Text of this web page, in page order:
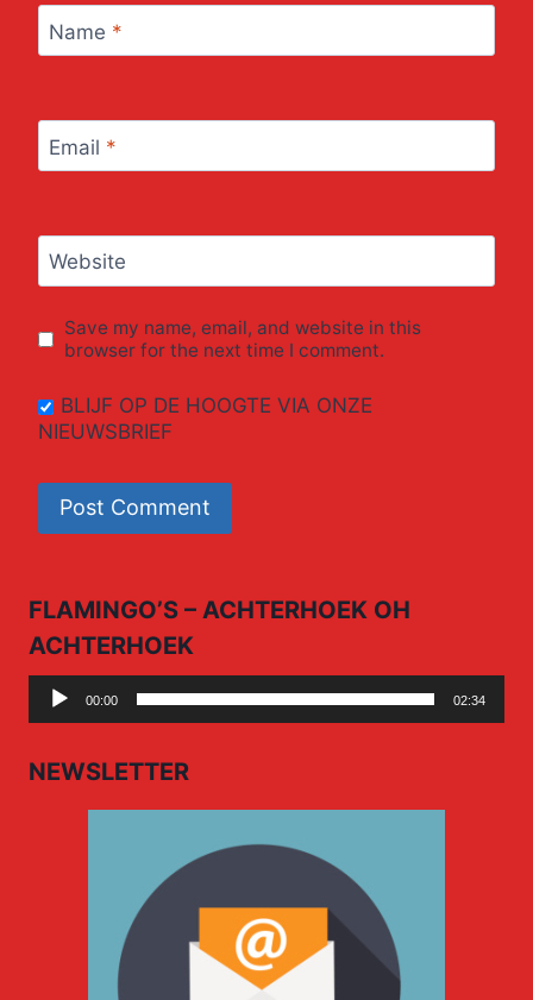
Name *
Email *
Website
Save my name, email, and website in this
browser for the next time I comment.
BLIJF OP DE HOOGTE VIA ONZE
NIEUWSBRIEF
FLAMINGO’S – ACHTERHOEK OH
ACHTERHOEK
Audio
Player
00:00 02:34
NEWSLETTER